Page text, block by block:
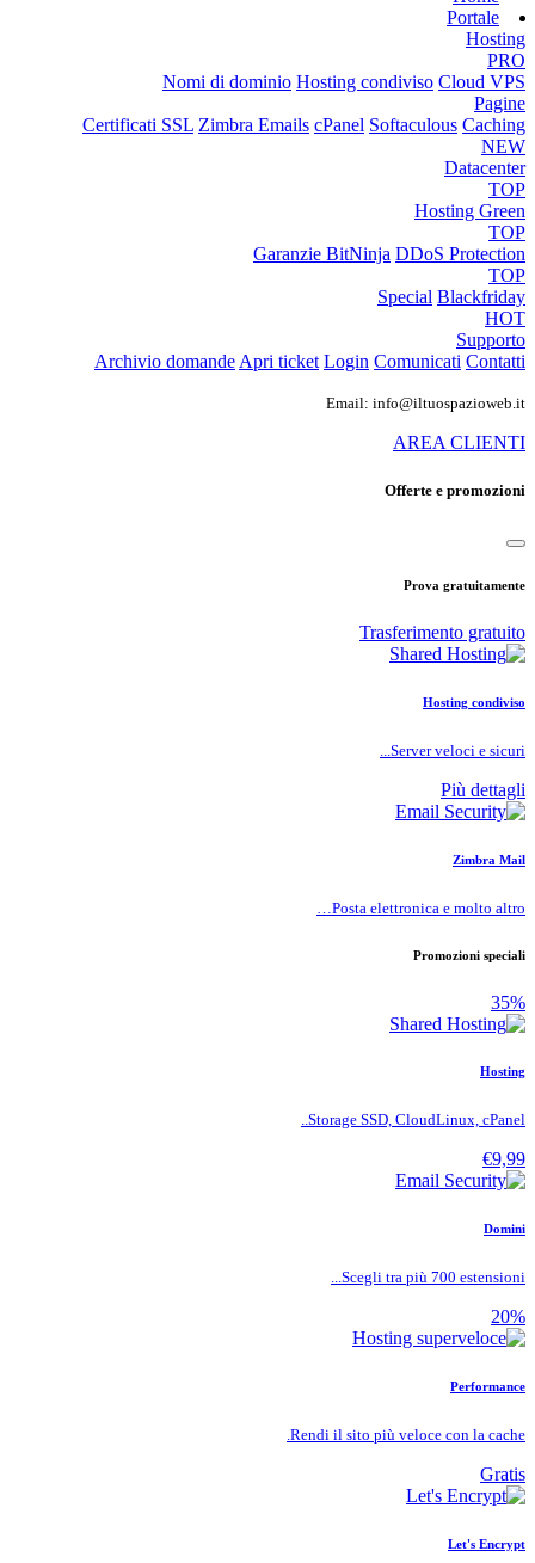
Portale
Hosting
PRO
Nomi di dominio Hosting condiviso Cloud VPS
Pagine
Certificati SSL Zimbra Emails cPanel Softaculous Caching
NEW
Datacenter
TOP
Hosting Green
TOP
Garanzie BitNinja DDoS Protection
TOP
Special Blackfriday
HOT
Supporto
Archivio domandeApri ticket Login Comunicati Contatti
Email: info@iltuospazioweb.it
AREA CLIENTI
Offerte e promozioni
Prova gratuitamente
Trasferimento gratuito
Hosting condiviso
Server veloci e sicuri...
Più dettagli
Zimbra Mail
Posta elettronica e molto altro…
Promozioni speciali
35%
Hosting
Storage SSD, CloudLinux, cPanel..
€9,99
Domini
Scegli tra più 700 estensioni...
20%
Performance
Rendi il sito più veloce con la cache.
Gratis
Let's Encrypt